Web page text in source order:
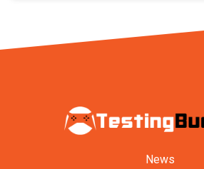
News